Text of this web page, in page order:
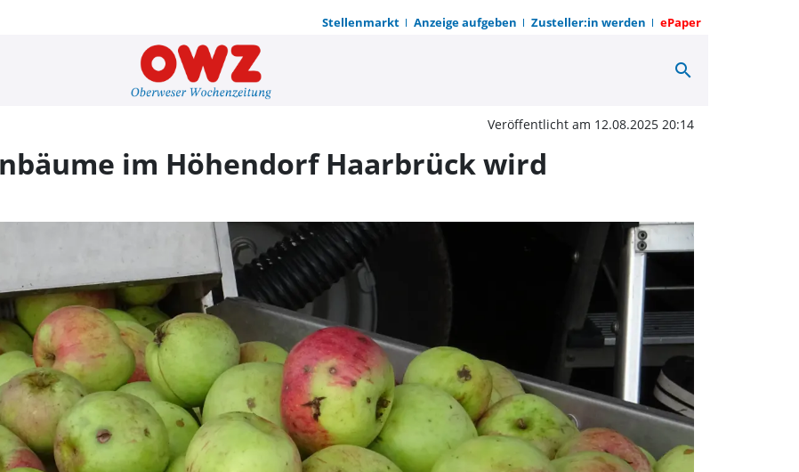
Stellenmarkt Anzeige aufgeben Zusteller:in werden ePaper
Obst von den Straßenbäume im
search
Veröffentlicht am 12.08.2025 20:14
im Höhendorf Haarbrück wird